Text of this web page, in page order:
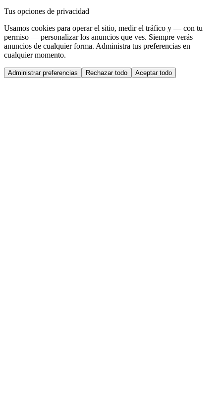
Tus opciones de privacidad
Usamos cookies para operar el sitio, medir el tráfico y — con tu
permiso — personalizar los anuncios que ves. Siempre verás
anuncios de cualquier forma. Administra tus preferencias en
cualquier momento.
Administrar preferencias Rechazar todo Aceptar todo